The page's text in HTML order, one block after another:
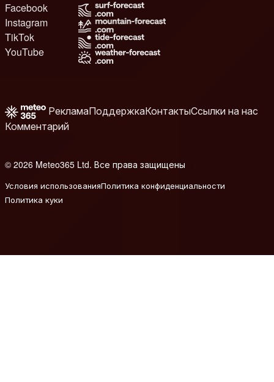
Facebook
Instagram
TikTok
YouTube
РекламаПоддержкаКонтактыСсылки на нас
Комментарий
© 2026 Meteo365 Ltd. Все права защищены
Условия использованияПолитика конфиденциальности
Политика куки